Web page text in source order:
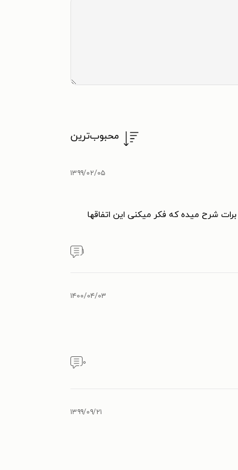
محبوب‌ترین
۱۳۹۹/۰۲/۰۵
شرح میده که فکر میکنی این اتفاقها
۱
۱۴۰۰/۰۴/۰۳
۰
۱۳۹۹/۰۹/۲۱